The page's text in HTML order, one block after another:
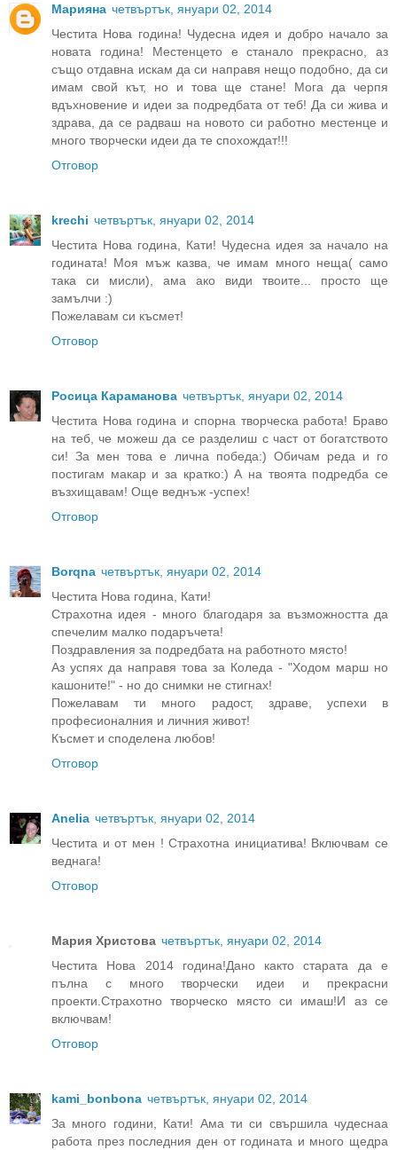
Марияна четвъртък, януари 02, 2014
Честита Нова година! Чудесна идея и добро начало за
новата година! Местенцето е станало прекрасно, аз
също отдавна искам да си направя нещо подобно, да си
имам свой кът, но и това ще стане! Мога да черпя
вдъхновение и идеи за подредбата от теб! Да си жива и
здрава, да се радваш на новото си работно местенце и
много творчески идеи да те спохождат!!!
Отговор
krechi четвъртък, януари 02, 2014
Честита Нова година, Кати! Чудесна идея за начало на
годината! Моя мъж казва, че имам много неща( само
така си мисли), ама ако види твоите... просто ще
замълчи :)
Пожелавам си късмет!
Отговор
Росица Караманова четвъртък, януари 02, 2014
Честита Нова година и спорна творческа работа! Браво
на теб, че можеш да се разделиш с част от богатството
си! За мен това е лична победа:) Обичам реда и го
постигам макар и за кратко:) А на твоята подредба се
възхищавам! Още веднъж -успех!
Отговор
Borqna четвъртък, януари 02, 2014
Честита Нова година, Кати!
Страхотна идея - много благодаря за възможността да
спечелим малко подаръчета!
Поздравления за подредбата на работното място!
Аз успях да направя това за Коледа - "Ходом марш но
кашоните!" - но до снимки не стигнах!
Пожелавам ти много радост, здраве, успехи в
професионалния и личния живот!
Късмет и споделена любов!
Отговор
Anelia четвъртък, януари 02, 2014
Честита и от мен ! Страхотна инициатива! Включвам се
веднага!
Отговор
Мария Христова четвъртък, януари 02, 2014
Честита Нова 2014 година!Дано както старата да е
пълна с много творчески идеи и прекрасни
проекти.Страхотно творческо място си имаш!И аз се
включвам!
Отговор
kami_bonbona четвъртък, януари 02, 2014
За много години, Кати! Ама ти си свършила чудеснаа
работа през последния ден от годината и много щедра